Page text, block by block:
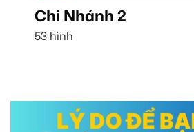
Chi Nhánh 1
16 hình